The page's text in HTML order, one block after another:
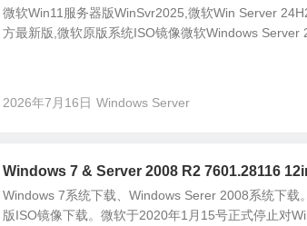
微软Win11服务器版WinSvr2025,微软Win Server
方最新版,微软原版系统ISO镜像微软Windows Server
2026年7月16日 Windows Server
Windows 7 & Server 2008 R2 7601.28116
Windows 7系统下载、Windows Serer 2008系统下载
版ISO镜像下载。微软于2020年1月15号正式停止对